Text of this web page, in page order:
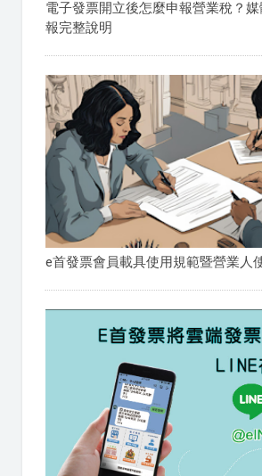
電子發票開立後怎麼申報營業稅？
報完整說明
e首發票會員載具使用規範暨營業人